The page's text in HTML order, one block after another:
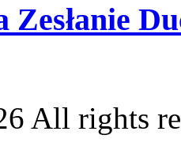
All rights